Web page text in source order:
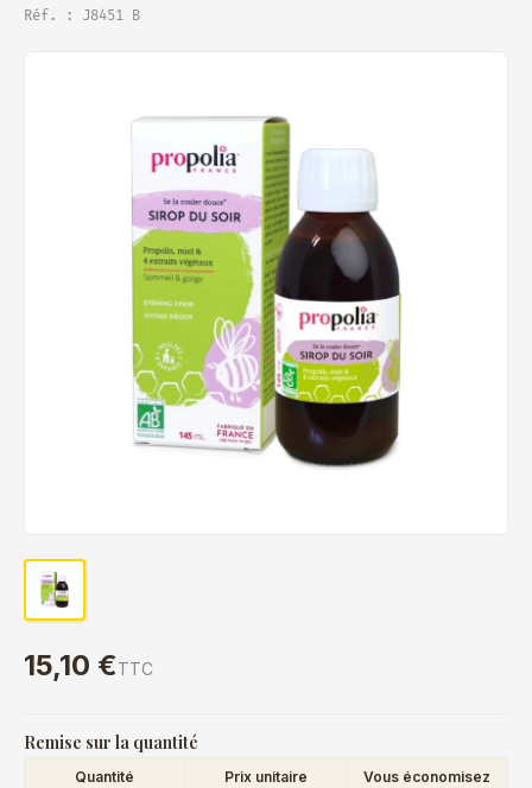
Réf. : J8451 B
15,10 €TTC
Remise sur la quantité
Quantité Prix unitaire Vous économisez